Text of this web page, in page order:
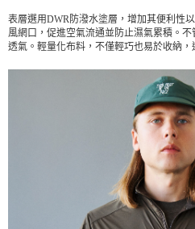
表層選用DWR防潑水塗層，增加其便利性
風網口，促進空氣流通並防止濕氣累積。
透氣。輕量化布料，不僅輕巧也易於收納